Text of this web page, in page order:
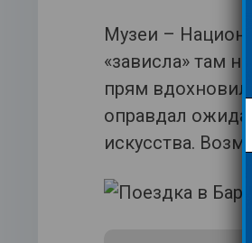
Музеи –
«зависла» там
прям
оправдал
искусства.